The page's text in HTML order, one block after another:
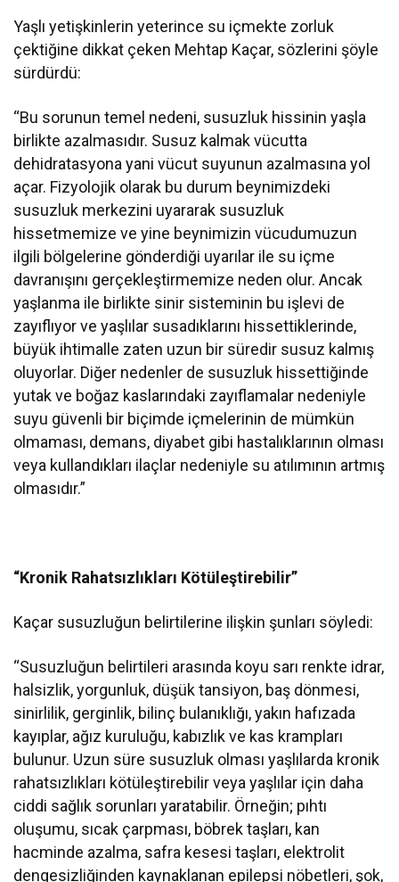
Yaşlı yetişkinlerin yeterince su içmekte zorluk
çektiğine dikkat çeken Mehtap Kaçar, sözlerini şöyle
sürdürdü:
“Bu sorunun temel nedeni, susuzluk hissinin yaşla
birlikte azalmasıdır. Susuz kalmak vücutta
dehidratasyona yani vücut suyunun azalmasına yol
açar. Fizyolojik olarak bu durum beynimizdeki
susuzluk merkezini uyararak susuzluk
hissetmemize ve yine beynimizin vücudumuzun
ilgili bölgelerine gönderdiği uyarılar ile su içme
davranışını gerçekleştirmemize neden olur. Ancak
yaşlanma ile birlikte sinir sisteminin bu işlevi de
zayıflıyor ve yaşlılar susadıklarını hissettiklerinde,
büyük ihtimalle zaten uzun bir süredir susuz kalmış
oluyorlar. Diğer nedenler de susuzluk hissettiğinde
yutak ve boğaz kaslarındaki zayıflamalar nedeniyle
suyu güvenli bir biçimde içmelerinin de mümkün
olmaması, demans, diyabet gibi hastalıklarının olması
veya kullandıkları ilaçlar nedeniyle su atılımının artmış
olmasıdır.”
“Kronik Rahatsızlıkları Kötüleştirebilir”
Kaçar susuzluğun belirtilerine ilişkin şunları söyledi:
“Susuzluğun belirtileri arasında koyu sarı renkte idrar,
halsizlik, yorgunluk, düşük tansiyon, baş dönmesi,
sinirlilik, gerginlik, bilinç bulanıklığı, yakın hafızada
kayıplar, ağız kuruluğu, kabızlık ve kas krampları
bulunur. Uzun süre susuzluk olması yaşlılarda kronik
rahatsızlıkları kötüleştirebilir veya yaşlılar için daha
ciddi sağlık sorunları yaratabilir. Örneğin; pıhtı
oluşumu, sıcak çarpması, böbrek taşları, kan
hacminde azalma, safra kesesi taşları, elektrolit
dengesizliğinden kaynaklanan epilepsi nöbetleri, şok,